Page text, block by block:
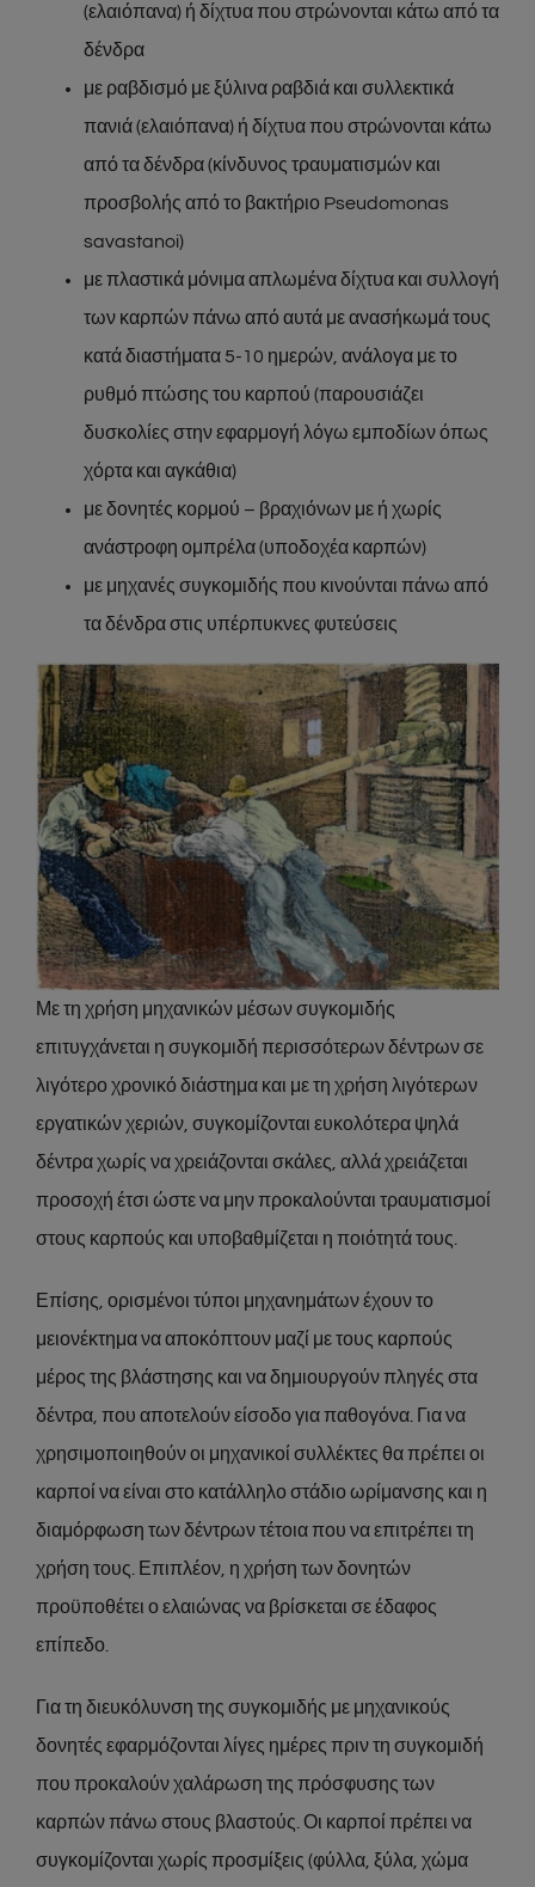
(ελαιόπανα) ή δίχτυα που στρώνονται κάτω από τα
δένδρα
με ραβδισμό με ξύλινα ραβδιά και συλλεκτικά
πανιά (ελαιόπανα) ή δίχτυα που στρώνονται κάτω
από τα δένδρα (κίνδυνος τραυματισμών και
προσβολής από το βακτήριο Pseudomonas
savastanoi)
με πλαστικά μόνιμα απλωμένα δίχτυα και συλλογή
των καρπών πάνω από αυτά με ανασήκωμά τους
κατά διαστήματα 5-10 ημερών, ανάλογα με το
ρυθμό πτώσης του καρπού (παρουσιάζει
δυσκολίες στην εφαρμογή λόγω εμποδίων όπως
χόρτα και αγκάθια)
με δονητές κορμού – βραχιόνων με ή χωρίς
ανάστροφη ομπρέλα (υποδοχέα καρπών)
με μηχανές συγκομιδής που κινούνται πάνω από
τα δένδρα στις υπέρπυκνες φυτεύσεις
Με τη χρήση μηχανικών μέσων συγκομιδής
επιτυγχάνεται η συγκομιδή περισσότερων δέντρων σε
λιγότερο χρονικό διάστημα και με τη χρήση λιγότερων
εργατικών χεριών, συγκομίζονται ευκολότερα ψηλά
δέντρα χωρίς να χρειάζονται σκάλες, αλλά χρειάζεται
προσοχή έτσι ώστε να μην προκαλούνται τραυματισμοί
στους καρπούς και υποβαθμίζεται η ποιότητά τους.
Επίσης, ορισμένοι τύποι μηχανημάτων έχουν το
μειονέκτημα να αποκόπτουν μαζί με τους καρπούς
μέρος της βλάστησης και να δημιουργούν πληγές στα
δέντρα, που αποτελούν είσοδο για παθογόνα. Για να
χρησιμοποιηθούν οι μηχανικοί συλλέκτες θα πρέπει οι
καρποί να είναι στο κατάλληλο στάδιο ωρίμανσης και η
διαμόρφωση των δέντρων τέτοια που να επιτρέπει τη
χρήση τους. Επιπλέον, η χρήση των δονητών
προϋποθέτει ο ελαιώνας να βρίσκεται σε έδαφος
επίπεδο.
Για τη διευκόλυνση της συγκομιδής με μηχανικούς
δονητές εφαρμόζονται λίγες ημέρες πριν τη συγκομιδή
που προκαλούν χαλάρωση της πρόσφυσης των
καρπών πάνω στους βλαστούς. Οι καρποί πρέπει να
συγκομίζονται χωρίς προσμίξεις (φύλλα, ξύλα, χώμα